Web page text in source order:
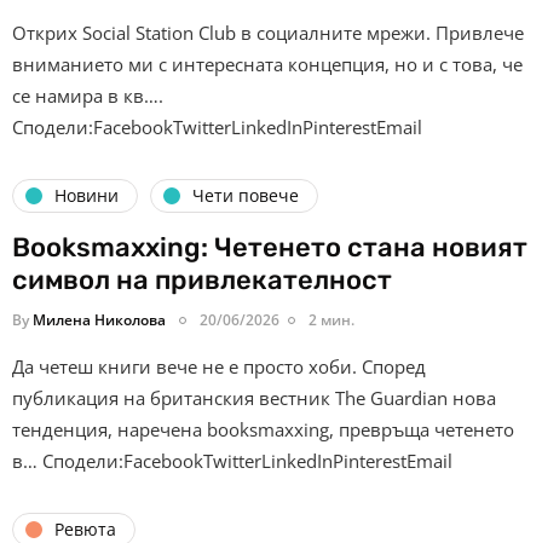
Открих Social Station Club в социалните мрежи. Привлече
вниманието ми с интересната концепция, но и с това, че
се намира в кв….
Сподели:FacebookTwitterLinkedInPinterestEmail
Новини Чети повече
Booksmaxxing: Четенето стана новият
символ на привлекателност
By Милена Николова 20/06/2026 2 мин.
Да четеш книги вече не е просто хоби. Според
публикация на британския вестник The Guardian нова
тенденция, наречена booksmaxxing, превръща четенето
в… Сподели:FacebookTwitterLinkedInPinterestEmail
Ревюта